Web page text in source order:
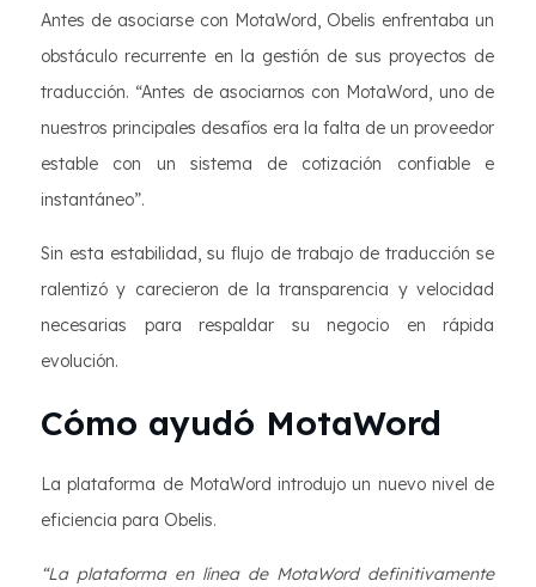
Antes de asociarse con MotaWord, Obelis enfrentaba un
obstáculo recurrente en la gestión de sus proyectos de
traducción. “Antes de asociarnos con MotaWord, uno de
nuestros principales desafíos era la falta de un proveedor
estable con un sistema de cotización confiable e
instantáneo”.
Sin esta estabilidad, su flujo de trabajo de traducción se
ralentizó y carecieron de la transparencia y velocidad
necesarias para respaldar su negocio en rápida
evolución.
Cómo ayudó MotaWord
La plataforma de MotaWord introdujo un nuevo nivel de
eficiencia para Obelis.
“La plataforma en línea de MotaWord definitivamente